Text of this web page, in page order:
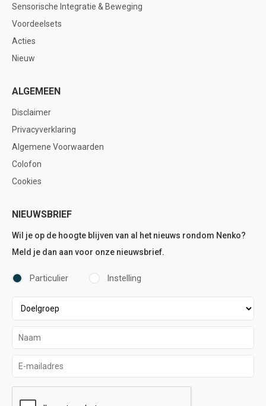
Sensorische Integratie & Beweging
Voordeelsets
Acties
Nieuw
ALGEMEEN
Disclaimer
Privacyverklaring
Algemene Voorwaarden
Colofon
Cookies
NIEUWSBRIEF
Wil je op de hoogte blijven van al het nieuws rondom Nenko?
Meld je dan aan voor onze nieuwsbrief.
Particulier Instelling